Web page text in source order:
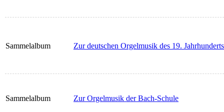
Sammelalbum Zur deutschen Orgelmusik des 19. Jahrhunderts
Sammelalbum Zur Orgelmusik der Bach-Schule